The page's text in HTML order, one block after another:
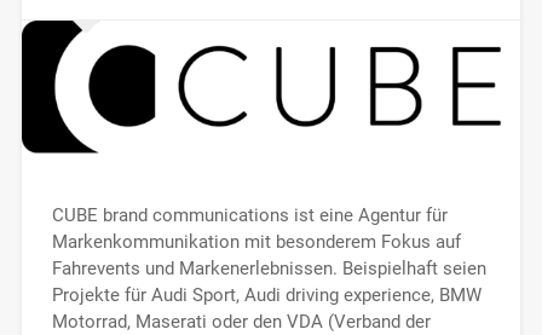
CUBE brand communications ist eine Agentur für
Markenkommunikation mit besonderem Fokus auf
Fahrevents und Markenerlebnissen. Beispielhaft seien
Projekte für Audi Sport, Audi driving experience, BMW
Motorrad, Maserati oder den VDA (Verband der